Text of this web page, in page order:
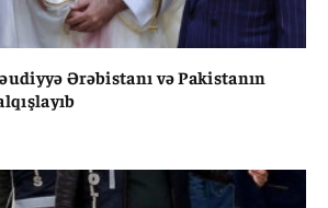
Ərəbistanı və Pakistanın